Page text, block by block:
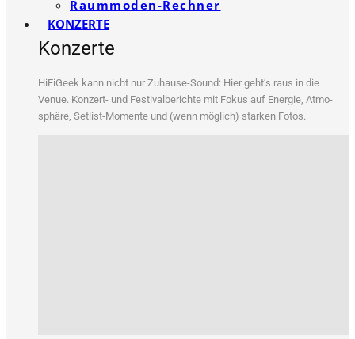
Raummoden-Rechner
KONZERTE
Konzerte
HiFi­Ge­ek kann nicht nur Zuhau­se-Sound: Hier geht’s raus in die
Venue. Kon­zert- und Fes­ti­val­be­rich­te mit Fokus auf Ener­gie, Atmo­
sphä­re, Set­list-Momen­te und (wenn mög­lich) star­ken Fotos.